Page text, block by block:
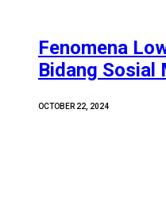
Fenomena
Bidang Sosial
OCTOBER 22, 2024